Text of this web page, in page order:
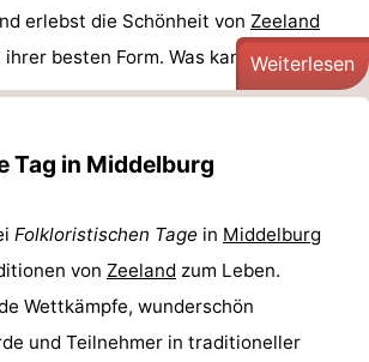
erlebst die Schönheit von Zeeland
ihrer besten Form. Was kannst du ...
Weiterlesen
Tag in Middelburg
Folkloristischen Tage in Middelburg
von Zeeland zum Leben.
Wettkämpfe, wunderschön
und Teilnehmer in traditioneller